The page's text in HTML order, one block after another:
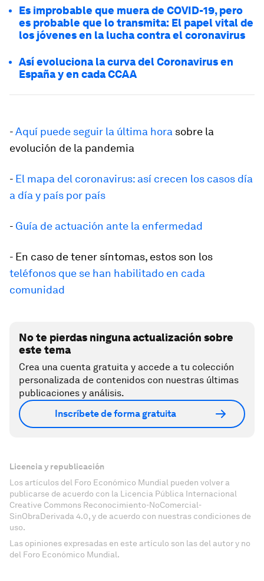
Es improbable que muera de COVID-19, pero
es probable que lo transmita: El papel vital de
los jóvenes en la lucha contra el coronavirus
Así evoluciona la curva del Coronavirus en
España y en cada CCAA
-Aquí puede seguir la última hora sobre la
evolución de la pandemia
- El mapa del coronavirus: así crecen los casos día
a día y país por país
- Guía de actuación ante la enfermedad
- En caso de tener síntomas, estos son los
teléfonos que se han habilitado en cada
comunidad
No te pierdas ninguna actualización sobre
este tema
Crea una cuenta gratuita y accede a tu colección
personalizada de contenidos con nuestras últimas
publicaciones y análisis.
Inscríbete de forma gratuita
Licencia y republicación
Los artículos del Foro Económico Mundial pueden volver a
publicarse de acuerdo con la Licencia Pública Internacional
Creative Commons Reconocimiento-NoComercial-
SinObraDerivada 4.0, y de acuerdo con nuestras condiciones de
uso.
Las opiniones expresadas en este artículo son las del autor y no
del Foro Económico Mundial.